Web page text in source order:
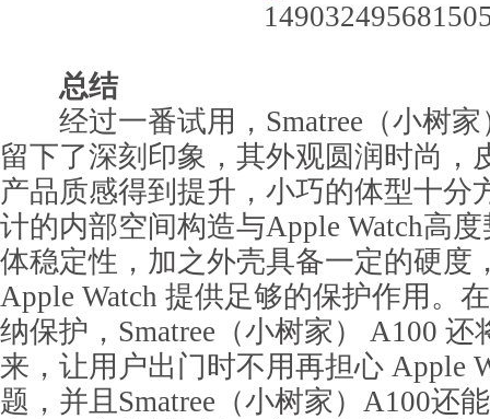
总结
经过一番试用，Smatree（小树家
留下了深刻印象，其外观圆润时尚，
产品质感得到提升，小巧的体型十分
计的内部空间构造与Apple Watch高
体稳定性，加之外壳具备一定的硬度
Apple Watch 提供足够的保护作用。
纳保护，Smatree（小树家） A100
来，让用户出门时不用再担心 Apple
题，并且Smatree（小树家）A100还